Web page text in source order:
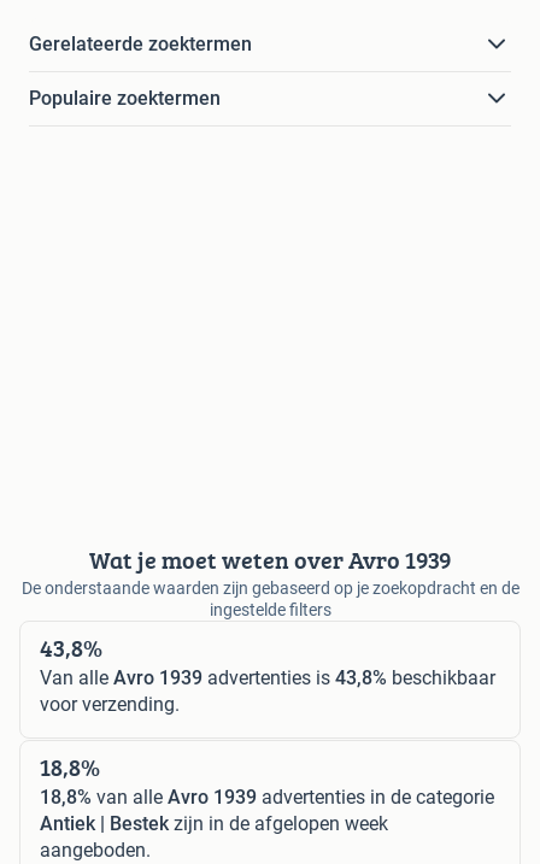
Gerelateerde zoektermen
Populaire zoektermen
Wat je moet weten over Avro 1939
De onderstaande waarden zijn gebaseerd op je zoekopdracht en de
ingestelde filters
43,8%
Van alle Avro 1939 advertenties is 43,8% beschikbaar
voor verzending.
18,8%
18,8% van alle Avro 1939 advertenties in de categorie
Antiek | Bestekzijn in de afgelopen week
aangeboden.